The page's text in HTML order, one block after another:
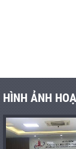
HÌNH ẢNH